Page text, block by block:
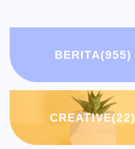
BERITA(955)
CREATIVE(22)